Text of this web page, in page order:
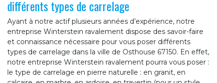
différents types de carrelage
Ayant à notre actif plusieurs années d’expérience, notre
entreprise Winterstein ravalement dispose des savoir-faire
et connaissance nécessaire pour vous poser différents
types de carrelage dans la ville de Osthouse 67150. En effet,
notre entreprise Winterstein ravalement pourra vous poser :
le type de carrelage en pierre naturelle : en granit, en